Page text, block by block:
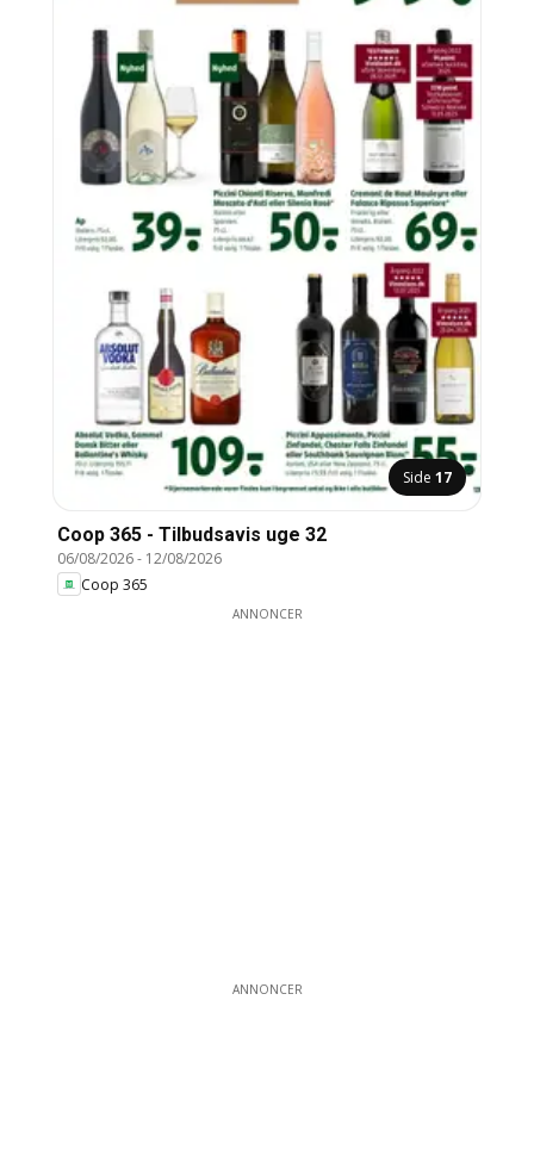
Side 17
Coop 365 - Tilbudsavis uge 32
06/08/2026- 12/08/2026
Coop 365
ANNONCER
ANNONCER